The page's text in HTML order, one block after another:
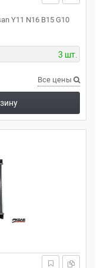
Y11 N16 B15 G10
3 шт.
Все цены